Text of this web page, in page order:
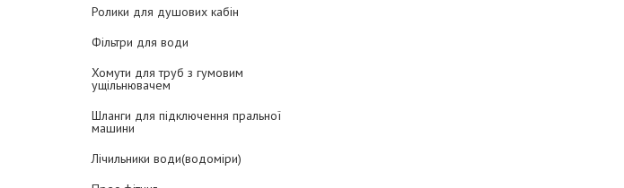
Ролики для душових кабін
Фільтри для води
Хомути для труб з гумовим
ущільнювачем
Шланги для підключення пральної
машини
Лічильники води(водоміри)